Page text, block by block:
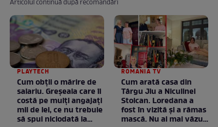
Articolul continuă după recomandări
PLAYTECH
Cum obții o mărire de
salariu. Greșeala care îi
costă pe mulți angajați
mii de lei, ce nu trebuie
să spui niciodată la
ROMANIA TV
Cum arată casa din
Târgu Jiu a Niculinei
Stoican. Loredana a
fost în vizită și a rămas
mască. Nu ai mai văzut